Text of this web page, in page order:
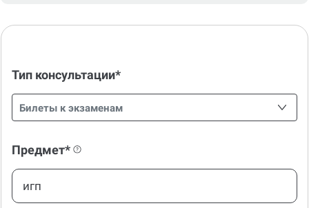
Тип консультации*
Билеты к экзаменам
Предмет*